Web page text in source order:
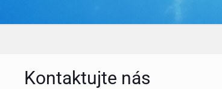
Kontaktujte nás